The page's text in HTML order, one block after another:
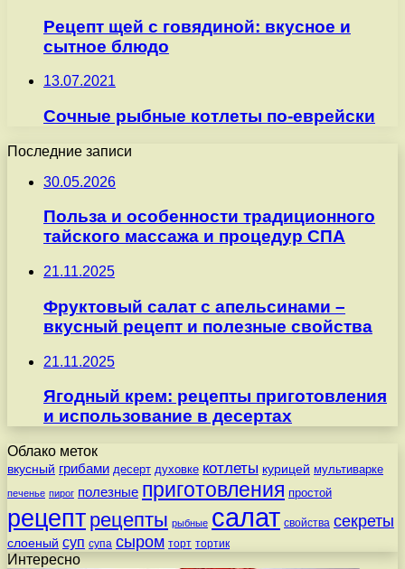
Рецепт щей с говядиной: вкусное и
сытное блюдо
13.07.2021
Сочные рыбные котлеты по-еврейски
Последние записи
30.05.2026
Польза и особенности традиционного
тайского массажа и процедур СПА
21.11.2025
Фруктовый салат с апельсинами –
вкусный рецепт и полезные свойства
21.11.2025
Ягодный крем: рецепты приготовления
и использование в десертах
Облако меток
вкусный грибами десерт духовке котлеты курицей мультиварке
печенье пирог полезные приготовления простой
рецепт рецепты рыбные салат свойства секреты
слоеный суп супа сыром торт тортик
Интересно